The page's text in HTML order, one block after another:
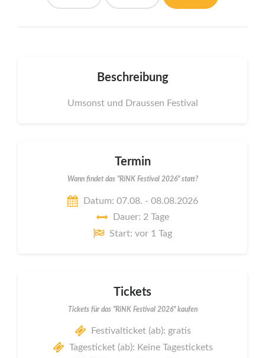
Beschreibung
Umsonst und Draussen Festival
Termin
Wann findet das "RiNK Festival 2026" statt?
Datum: 07.08. - 08.08.2026
Dauer: 2 Tage
Start: vor 1 Tag
Tickets
Tickets für das "RiNK Festival 2026" kaufen
Festivalticket (ab): gratis
Tagesticket (ab): Keine Tagestickets